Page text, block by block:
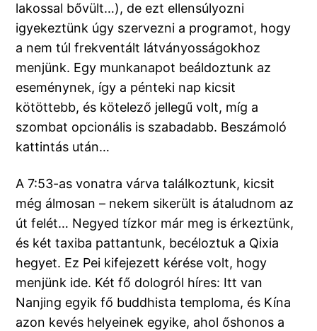
lakossal bővült…), de ezt ellensúlyozni
igyekeztünk úgy szervezni a programot, hogy
a nem túl frekventált látványosságokhoz
menjünk. Egy munkanapot beáldoztunk az
eseménynek, így a pénteki nap kicsit
kötöttebb, és kötelező jellegű volt, míg a
szombat opcionális is szabadabb. Beszámoló
kattintás után…
A 7:53-as vonatra várva találkoztunk, kicsit
még álmosan – nekem sikerült is átaludnom az
út felét… Negyed tízkor már meg is érkeztünk,
és két taxiba pattantunk, becéloztuk a Qixia
hegyet. Ez Pei kifejezett kérése volt, hogy
menjünk ide. Két fő dologról híres: Itt van
Nanjing egyik fő buddhista temploma, és Kína
azon kevés helyeinek egyike, ahol őshonos a